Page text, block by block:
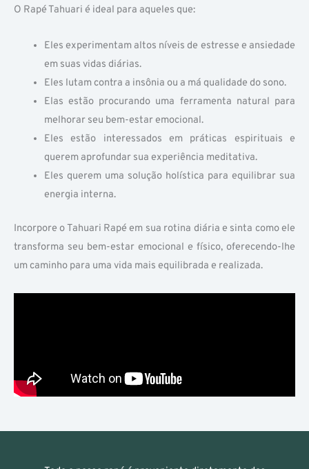
O Rapé Tahuari é ideal para aqueles que:
Eles experimentam altos níveis de estresse e ansiedade
em suas vidas diárias.
Eles lutam contra a insônia ou a má qualidade do sono.
Elas estão procurando uma ferramenta natural para
melhorar seu bem-estar emocional.
Eles estão interessados em práticas espirituais e
querem aprofundar sua experiência meditativa.
Eles querem uma solução holística para equilibrar sua
energia interna.
Incorpore o Tahuari Rapé em sua rotina diária e sinta como ele
transforma seu bem-estar emocional e físico, oferecendo-lhe
um caminho para uma vida mais equilibrada e realizada.